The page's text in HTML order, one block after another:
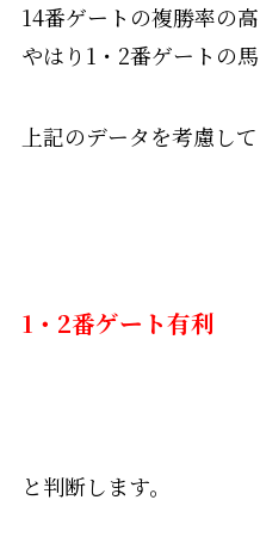
14番ゲートの複勝率の
やはり1・2番ゲートの
上記のデータを考慮して
1・2番ゲート有利
と判断します。